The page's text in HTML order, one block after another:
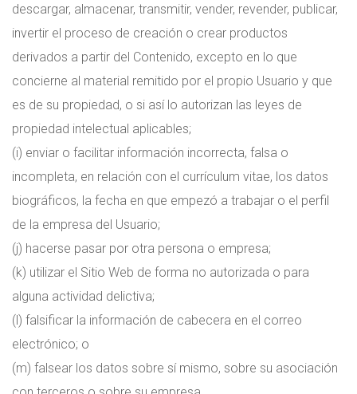
descargar, almacenar, transmitir, vender, revender, publicar,
invertir el proceso de creación o crear productos
derivados a partir del Contenido, excepto en lo que
concierne al material remitido por el propio Usuario y que
es de su propiedad, o si así lo autorizan las leyes de
propiedad intelectual aplicables;
(i) enviar o facilitar información incorrecta, falsa o
incompleta, en relación con el currículum vitae, los datos
biográficos, la fecha en que empezó a trabajar o el perfil
de la empresa del Usuario;
(j) hacerse pasar por otra persona o empresa;
(k) utilizar el Sitio Web de forma no autorizada o para
alguna actividad delictiva;
(l) falsificar la información de cabecera en el correo
electrónico; o
(m) falsear los datos sobre sí mismo, sobre su asociación